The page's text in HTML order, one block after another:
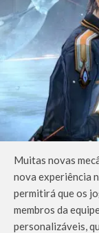
Muitas novas
nova experiência
permitirá que os
membros da
personalizáveis,